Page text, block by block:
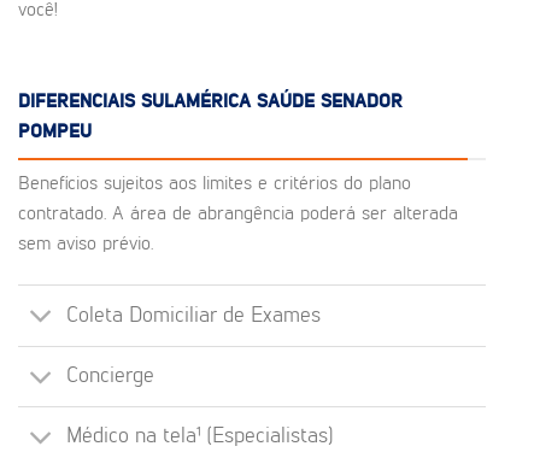
você!
DIFERENCIAIS SULAMÉRICA SAÚDE SENADOR
POMPEU
Benefícios sujeitos aos limites e critérios do plano
contratado. A área de abrangência poderá ser alterada
sem aviso prévio.
Coleta Domiciliar de Exames
Concierge
Médico na tela¹ (Especialistas)